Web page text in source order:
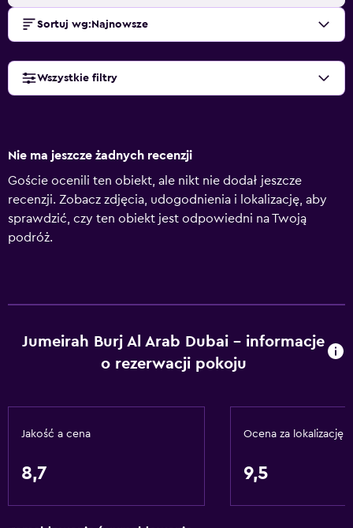
Sortuj wg: Najnowsze
Wszystkie filtry
Nie ma jeszcze żadnych recenzji
Goście ocenili ten obiekt, ale nikt nie dodał jeszcze
recenzji. Zobacz zdjęcia, udogodnienia i lokalizację, aby
sprawdzić, czy ten obiekt jest odpowiedni na Twoją
podróż.
Jumeirah Burj Al Arab Dubai – informacje
o rezerwacji pokoju
Jakość a cena
8,7
Ocena za lokalizację
9,5